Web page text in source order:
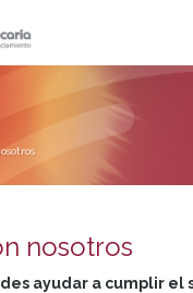
nosotros
ayudar a cumplir el